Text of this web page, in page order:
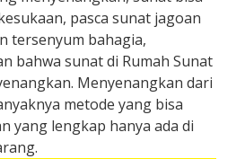
pasca sunat jagoan
tersenyum bahagia,
bahwa sunat di Rumah Sunat
Menyenangkan dari
metode yang bisa
yang lengkap hanya ada di